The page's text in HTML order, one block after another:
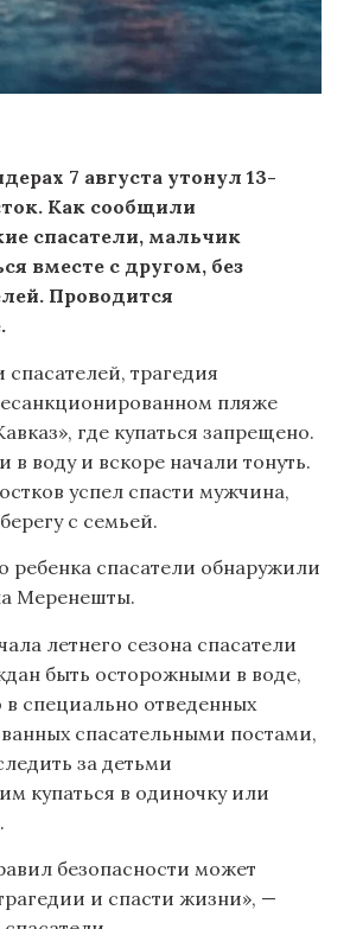
7 августа утонул 13-
Как сообщили
спасатели, мальчик
вместе с другом, без
Проводится
трагедия
пляже
где купаться запрещено.
воду и вскоре начали тонуть.
успел спасти мужчина,
с семьей.
ребенка спасатели обнаружили
Меренешты.
летнего сезона спасатели
быть осторожными в воде,
в специально отведенных
спасательными постами,
за детьми
купаться в одиночку или
безопасности может
и спасти жизни», —